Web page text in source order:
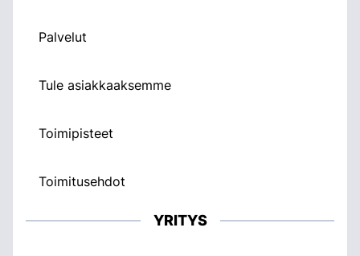
Palvelut
Tule asiakkaaksemme
Toimipisteet
Toimitusehdot
YRITYS